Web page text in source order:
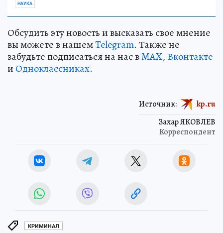
НАУКА
Обсудить эту новость и высказать свое мнение
вы можете в нашемTelegram. Также не
забудьте подписаться на нас вMAX, Вконтакте
и Одноклассниках.
Захар ЯКОВЛЕВ
Корреспондент
Источник: kp.ru
КРИМИНАЛ